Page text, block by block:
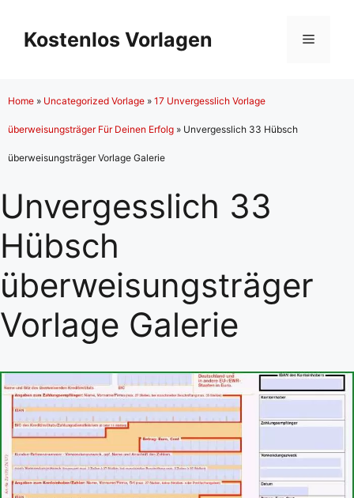
Inhalt
springen
Kostenlos Vorlagen Menü
Home » Uncategorized Vorlage » 17 Unvergesslich Vorlage
überweisungsträger Für Deinen Erfolg » Unvergesslich 33 Hübsch
überweisungsträger Vorlage Galerie
Unvergesslich 33
Hübsch
überweisungsträger
Vorlage Galerie